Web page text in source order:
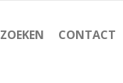
ZOEKEN CONTACT